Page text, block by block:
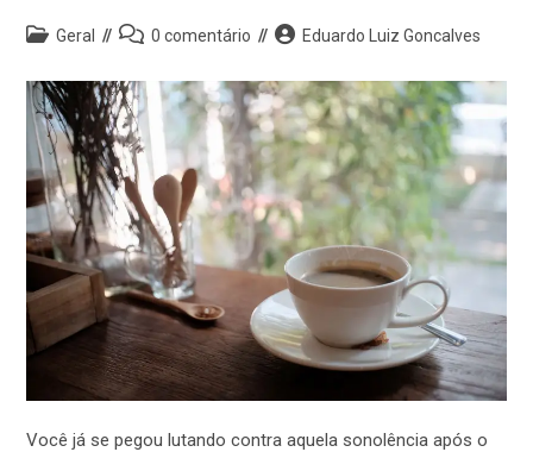
Geral 0 comentário Eduardo Luiz Goncalves
Você já se pegou lutando contra aquela sonolência após o